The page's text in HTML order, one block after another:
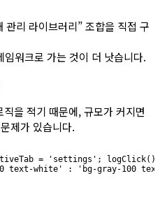
리 라이브러리” 조합을 직접 구
워크로 가는 것이 더 낫습니다.
을 적기 때문에, 규모가 커지면
제가 있습니다.
= 'settings'; logClick()"
text-white' : 'bg-gray-100